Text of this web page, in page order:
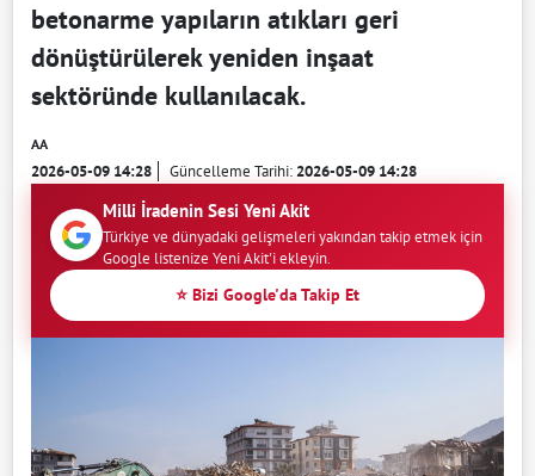
betonarme yapıların atıkları geri
dönüştürülerek yeniden inşaat
sektöründe kullanılacak.
AA
2026-05-09 14:28 Güncelleme Tarihi:2026-05-09 14:28
Milli İradenin Sesi Yeni Akit
Türkiye ve dünyadaki gelişmeleri yakından takip etmek için
Google listenize Yeni Akit'i ekleyin.
⭐ Bizi Google'da Takip Et